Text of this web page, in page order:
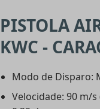
PISTOLA
KWC -
Modo de Disparo:
Velocidade: 90 m/s